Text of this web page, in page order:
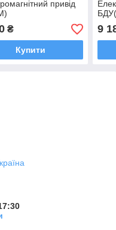
привід
₴
Купити
9